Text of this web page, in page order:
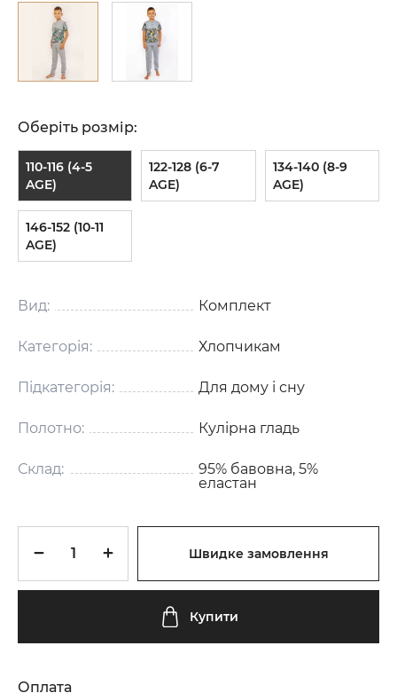
Оберіть розмір:
110-116 (4-5
AGE)
122-128 (6-7
AGE)
134-140 (8-9
AGE)
146-152 (10-11
AGE)
Вид: Комплект
Категорія: Хлопчикам
Підкатегорія: Для дому і сну
Полотно: Кулірна гладь
Склад:
95% бавовна, 5%
еластан
Швидке замовлення
Купити
Оплата